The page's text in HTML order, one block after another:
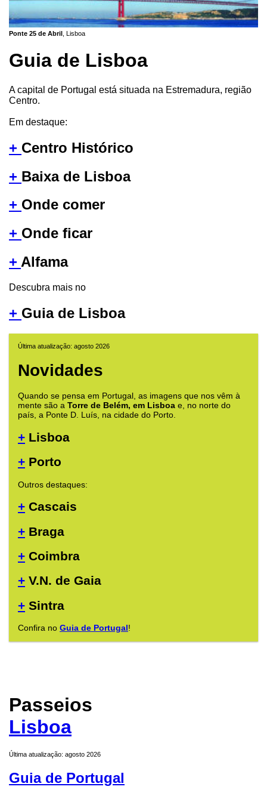
Ponte 25 de Abril , Lisboa
Guia de Lisboa
A capital de Portugal está situada na Estremadura, região
Centro.
Em destaque:
+ Centro Histórico
+ Baixa de Lisboa
+ Onde comer
+ Onde ficar
+ Alfama
Descubra mais no
+ Guia de Lisboa
Última atualização: agosto 2026
Novidades
Quando se pensa em Portugal, as imagens que nos vêm à
mente são a Torre de Belém, em Lisboa e, no norte do
país, a Ponte D. Luís, na cidade do Porto.
+ Lisboa
+ Porto
Outros destaques:
+ Cascais
+ Braga
+ Coimbra
+ V.N. de Gaia
+ Sintra
Confira no Guia de Portugal!
Passeios
Lisboa
Última atualização: agosto 2026
Guia de Portugal